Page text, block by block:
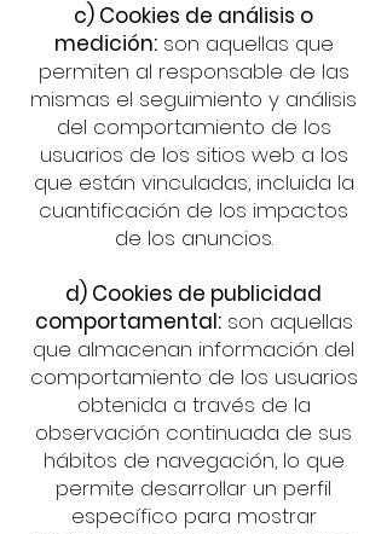
c) Cookies de análisis o
medición:son aquellas que
permiten al responsable de las
mismas el seguimiento y análisis
del comportamiento de los
usuarios de los sitios web a los
que están vinculadas, incluida la
cuantificación de los impactos
de los anuncios.
d) Cookies de publicidad
comportamental:son aquellas
que almacenan información del
comportamiento de los usuarios
obtenida a través de la
observación continuada de sus
hábitos de navegación, lo que
permite desarrollar un perfil
específico para mostrar